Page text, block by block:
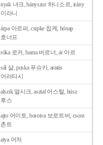
nyak 녀크, hányszor 하니소르, irány
이라니
árpa 아르퍼, csipke 칩케, hónap
호너프
róka 로커, barna 버르너, ár 아르
sál 샬, puska 푸슈카, aratás
어러타시
alszik 얼시크, asztal 어스털, húsz
후스
ajto 어이토, borotva 보로트버, csont
촌트
atya 어처